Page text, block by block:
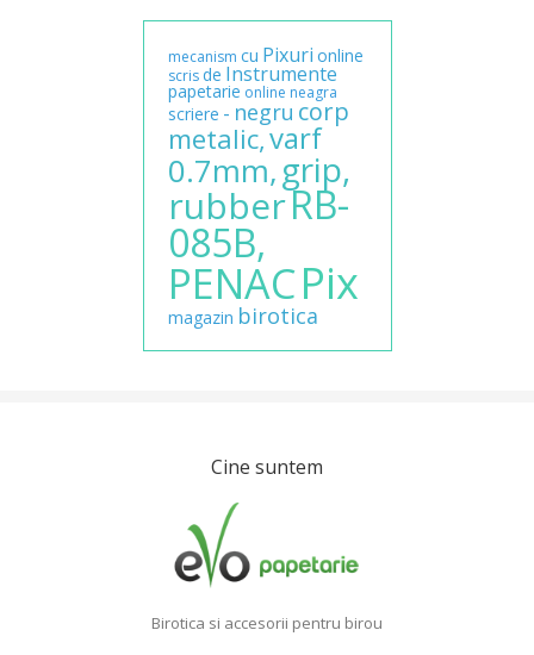
mecanism cu Pixuri online
scris de Instrumente
papetarie online neagra
scriere - negru corp
metalic,varf
0.7mm,grip,
rubberRB-
085B,
PENACPix
magazin birotica
Cine suntem
Birotica si accesorii pentru birou